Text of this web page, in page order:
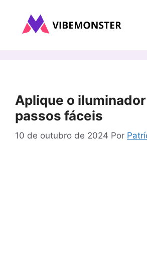
Aplique o
passos fáceis
10 de outubro de 2024 Por